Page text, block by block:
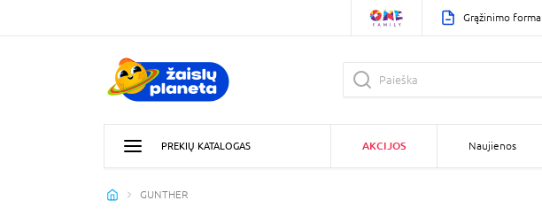
Grąžinimo forma
PREKIŲ KATALOGAS AKCIJOS Naujienos
GUNTHER